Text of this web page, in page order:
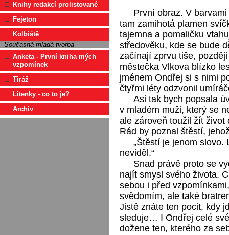
Knihy redakcí prolistované
Fejeton
Kolbiště
- Současná mladá tvorba
Anketa - První kniha mých
vzpomínek
Tiráž
Litenky - co to je?
Archiv
První obraz. V
tam zamihotá plamen
tajemna a pomaličku
středověku, kde se bude
začínají zprvu tiše,
městečka Vlkova blízko
jménem Ondřej si s nimi
čtyřmi léty odzvonil
Asi tak bych popsala
v mladém muži, který se
ale zároveň toužil žít život
Rád by poznal štěstí,
„Štěstí je jenom slovo.
neviděl.“
Snad právě proto se
najít smysl svého života.
sebou i před
svědomím, ale také
Jistě znáte ten pocit, kdy
sleduje… I Ondřej celé
dožene ten, kterého za